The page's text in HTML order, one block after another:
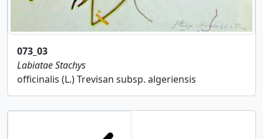
073_03
LabiataeStachys
officinalis (L.) Trevisan subsp. algeriensis